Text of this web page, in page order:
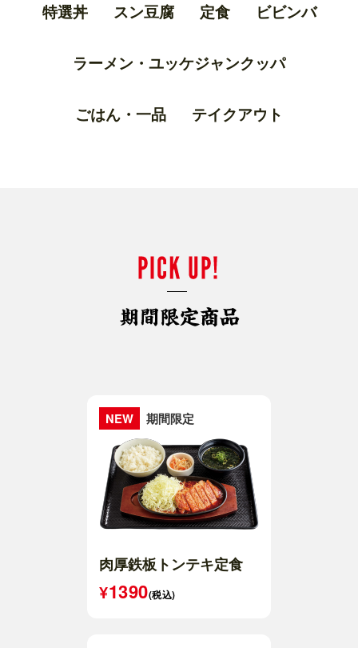
特選丼 スン豆腐 定食 ビビンバ
ラーメン・ユッケジャンクッパ
ごはん・一品 テイクアウト
NEW 期間限定
肉厚鉄板トンテキ定食
1390(税込)